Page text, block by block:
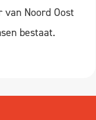
Noord Oost
bestaat.